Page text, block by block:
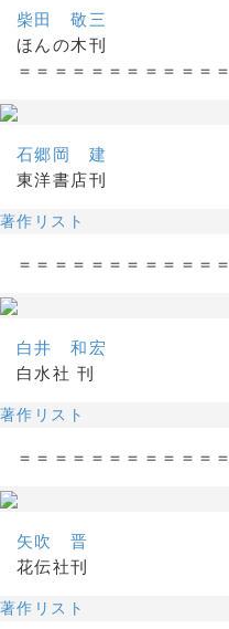
柴田 敬三
ほんの木刊
＝＝＝＝＝＝＝＝＝＝＝＝
石郷岡 建
東洋書店刊
著作リスト
＝＝＝＝＝＝＝＝＝＝＝＝
白井 和宏
白水社 刊
著作リスト
＝＝＝＝＝＝＝＝＝＝＝＝
矢吹 晋
花伝社刊
著作リスト